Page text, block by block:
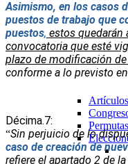
Permutas
Asimismo, en los casos
puestos de trabajo que
puestos, estos quedarán
convocatoria que esté
plazo de modificación
conforme a lo previsto
Décima.7:
“Sin perjuicio de lo
caso de creación de
refiere el apartado 2 de